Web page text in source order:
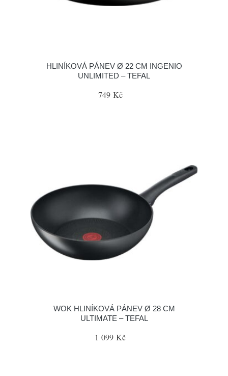
HLINÍKOVÁ PÁNEV Ø 22 CM INGENIO
UNLIMITED – TEFAL
749 Kč
WOK HLINÍKOVÁ PÁNEV Ø 28 CM
ULTIMATE – TEFAL
1 099 Kč